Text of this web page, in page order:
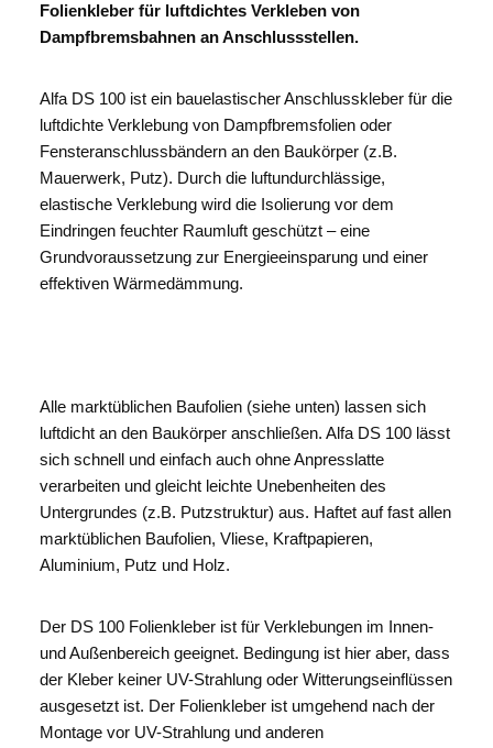
Folienkleber für luftdichtes Verkleben von
Dampfbremsbahnen an Anschlussstellen.
Alfa DS 100 ist ein bauelastischer Anschlusskleber für die
luftdichte Verklebung von Dampfbremsfolien oder
Fensteranschlussbändern an den Baukörper (z.B.
Mauerwerk, Putz). Durch die luftundurchlässige,
elastische Verklebung wird die Isolierung vor dem
Eindringen feuchter Raumluft geschützt – eine
Grundvoraussetzung zur Energieeinsparung und einer
effektiven Wärmedämmung.
Alle marktüblichen Baufolien (siehe unten) lassen sich
luftdicht an den Baukörper anschließen. Alfa DS 100 lässt
sich schnell und einfach auch ohne Anpresslatte
verarbeiten und gleicht leichte Unebenheiten des
Untergrundes (z.B. Putzstruktur) aus. Haftet auf fast allen
marktüblichen Baufolien, Vliese, Kraftpapieren,
Aluminium, Putz und Holz.
Der DS 100 Folienkleber ist für Verklebungen im Innen-
und Außenbereich geeignet. Bedingung ist hier aber, dass
der Kleber keiner UV-Strahlung oder Witterungseinflüssen
ausgesetzt ist. Der Folienkleber ist umgehend nach der
Montage vor UV-Strahlung und anderen